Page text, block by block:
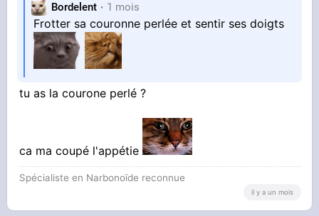
Bordelent 1 mois
Frotter sa couronne perlée et sentir ses doigts
tu as la courone perlé ?
ca ma coupé l'appétie
Spécialiste en Narbonoïde reconnue
il y a un mois